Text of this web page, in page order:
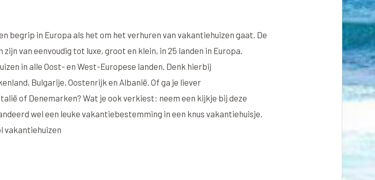
begrip in Europa als het om het verhuren van vakantiehuizen gaat. De
van eenvoudig tot luxe, groot en klein, in 25 landen in Europa.
in alle Oost- en West-Europese landen. Denk hierbij
, Bulgarije, Oostenrijk en Albanië. Of ga je liever
of Denemarken? Wat je ook verkiest: neem een kijkje bij deze
wel een leuke vakantiebestemming in een knus vakantiehuisje.
vakantiehuizen